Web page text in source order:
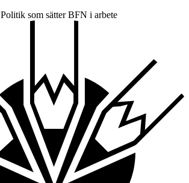
Politik som sätter BFN i arbete